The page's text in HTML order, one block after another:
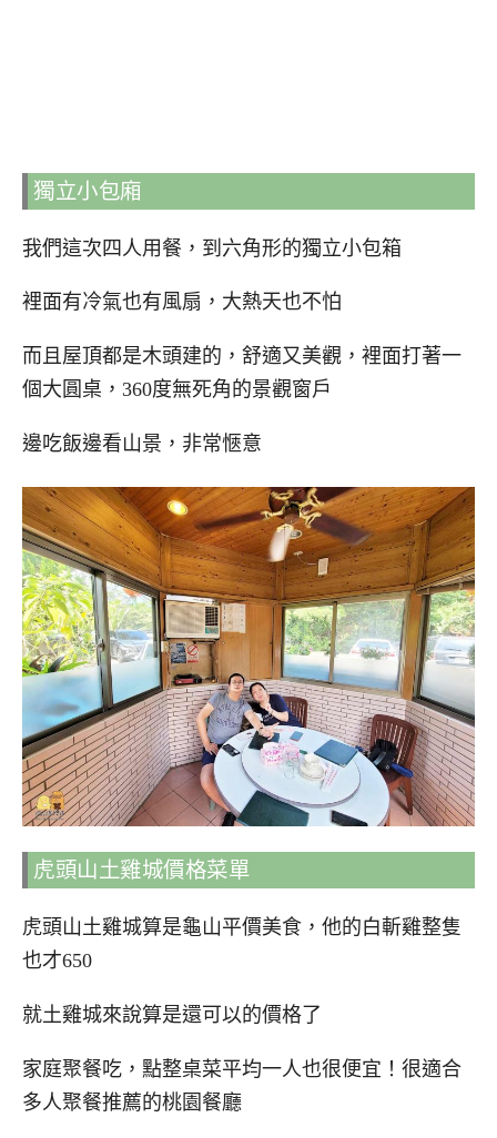
獨立小包廂
我們這次四人用餐，到六角形的獨立小包箱
裡面有冷氣也有風扇，大熱天也不怕
而且屋頂都是木頭建的，舒適又美觀，裡面打著一
個大圓桌，360度無死角的景觀窗戶
邊吃飯邊看山景，非常愜意
虎頭山土雞城價格菜單
虎頭山土雞城算是龜山平價美食，他的白斬雞整隻
也才650
就土雞城來說算是還可以的價格了
家庭聚餐吃，點整桌菜平均一人也很便宜！很適合
多人聚餐推薦的桃園餐廳